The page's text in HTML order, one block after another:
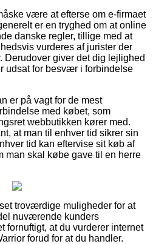
være at efterse om e-firmaet
er en tryghed om at online
danske regler, tillige med at
vurderes af jurister der
giver det dig lejlighed
udsat for besvær i forbindelse
er på vagt for de mest
med købet, som
webbutikken kører med.
at man til enhver tid sikrer sin
tid kan eftervise sit køb af
man skal købe gave til en herre
troværdige muligheder for at
nuværende kunders
fornuftigt, at du vurderer internet
forud for at du handler.